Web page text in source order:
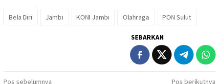
Bela Diri Jambi KONI Jambi Olahraga PON Sulut
SEBARKAN
Pos sebelumnya
Pos berikutnya